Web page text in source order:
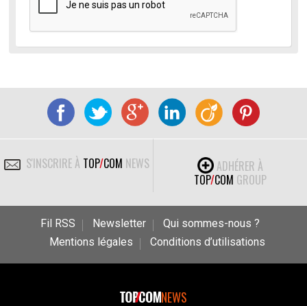
S'INSCRIRE À TOP/COM NEWS
ADHÉRER À
TOP/COM GROUP
Fil RSS Newsletter
Qui sommes-nous ?
Mentions légales
Conditions d’utilisations
NEWS